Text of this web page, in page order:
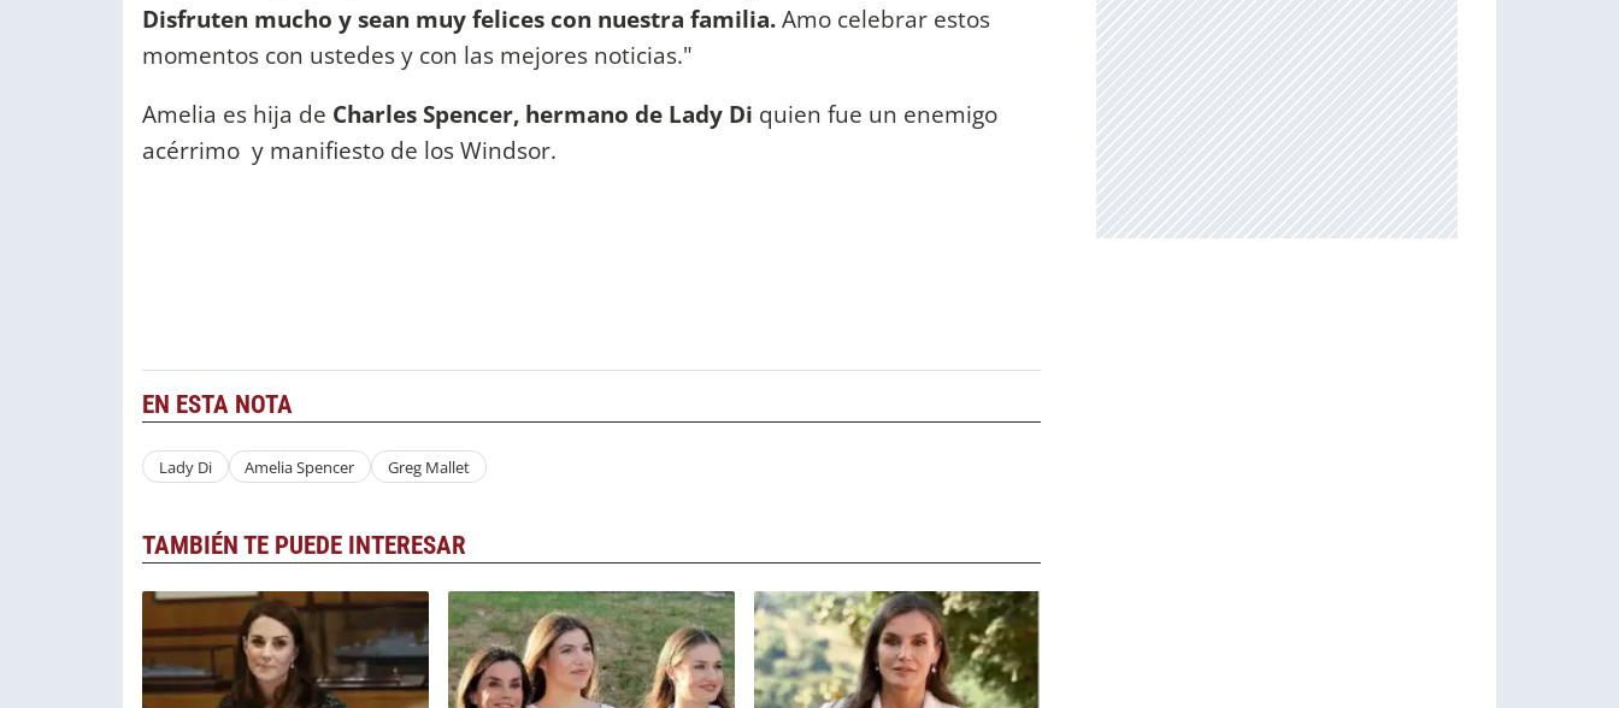
Disfruten mucho y sean muy felices con nuestra familia.Amo celebrar estos
momentos con ustedes y con las mejores noticias."
Amelia es hija de Charles Spencer, hermano de Lady Di quien fue un enemigo
acérrimo y manifiesto de los Windsor.
EN ESTA NOTA
Lady Di Amelia Spencer Greg Mallet
TAMBIÉN TE PUEDE INTERESAR